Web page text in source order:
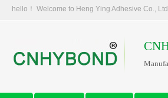
hello！ Welcome to Heng Ying Adhesive Co.,